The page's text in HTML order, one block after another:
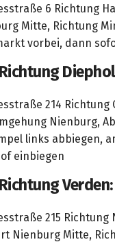
6 Richtung
Mitte, Richtung
vorbei, dann
214
Nienburg,
links abbiegen,
einbiegen
Verden:
215
Nienburg Mitte,